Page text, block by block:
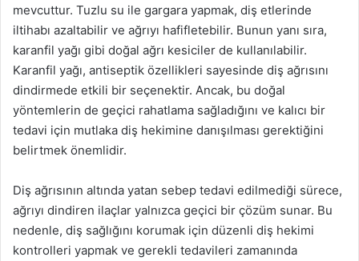
mevcuttur. Tuzlu su ile gargara yapmak, diş etlerinde
iltihabı azaltabilir ve ağrıyı hafifletebilir. Bunun yanı sıra,
karanfil yağı gibi doğal ağrı kesiciler de kullanılabilir.
Karanfil yağı, antiseptik özellikleri sayesinde diş ağrısını
dindirmede etkili bir seçenektir. Ancak, bu doğal
yöntemlerin de geçici rahatlama sağladığını ve kalıcı bir
tedavi için mutlaka diş hekimine danışılması gerektiğini
belirtmek önemlidir.
Diş ağrısının altında yatan sebep tedavi edilmediği sürece,
ağrıyı dindiren ilaçlar yalnızca geçici bir çözüm sunar. Bu
nedenle, diş sağlığını korumak için düzenli diş hekimi
kontrolleri yapmak ve gerekli tedavileri zamanında